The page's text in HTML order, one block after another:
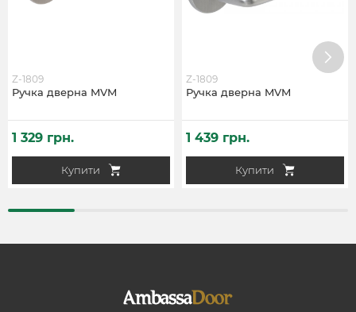
Ручка дверна MVM
Z-1809
Купити
1 329 грн.
Ручка дверна MVM
Z-1809
Купити
1 439 грн.